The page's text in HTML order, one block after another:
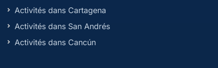
Activités dans Cartagena
Activités dans San Andrés
Activités dans Cancún